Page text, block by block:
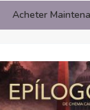
Acheter